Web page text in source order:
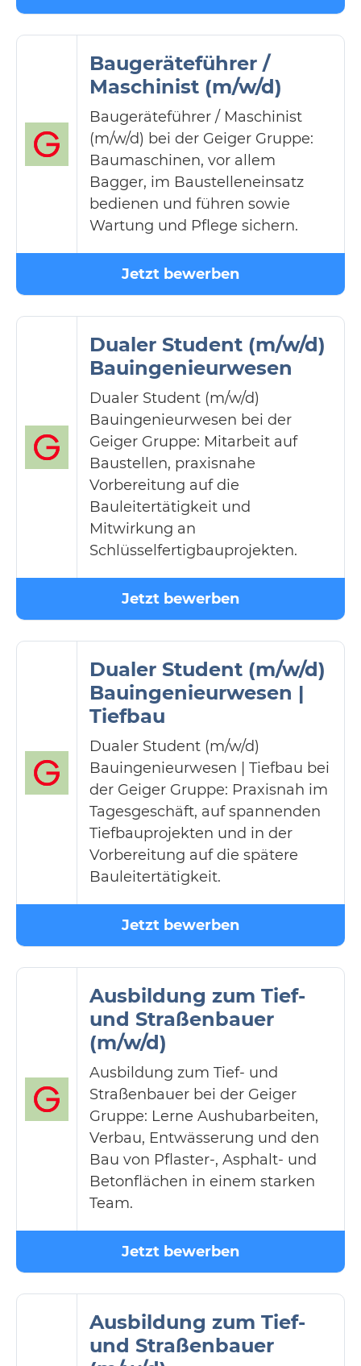
Baugeräteführer /
Maschinist (m/w/d)
Baugeräteführer / Maschinist
(m/w/d) bei der Geiger Gruppe:
Baumaschinen, vor allem
Bagger, im Baustelleneinsatz
bedienen und führen sowie
Wartung und Pflege sichern.
Jetzt bewerben
Dualer Student (m/w/d)
Bauingenieurwesen
Dualer Student (m/w/d)
Bauingenieurwesen bei der
Geiger Gruppe: Mitarbeit auf
Baustellen, praxisnahe
Vorbereitung auf die
Bauleitertätigkeit und
Mitwirkung an
Schlüsselfertigbauprojekten.
Jetzt bewerben
Dualer Student (m/w/d)
Bauingenieurwesen |
Tiefbau
Dualer Student (m/w/d)
Bauingenieurwesen | Tiefbau bei
der Geiger Gruppe: Praxisnah im
Tagesgeschäft, auf spannenden
Tiefbauprojekten und in der
Vorbereitung auf die spätere
Bauleitertätigkeit.
Jetzt bewerben
Ausbildung zum Tief-
und Straßenbauer
(m/w/d)
Ausbildung zum Tief- und
Straßenbauer bei der Geiger
Gruppe: Lerne Aushubarbeiten,
Verbau, Entwässerung und den
Bau von Pflaster-, Asphalt- und
Betonflächen in einem starken
Team.
Jetzt bewerben
Ausbildung zum Tief-
und Straßenbauer